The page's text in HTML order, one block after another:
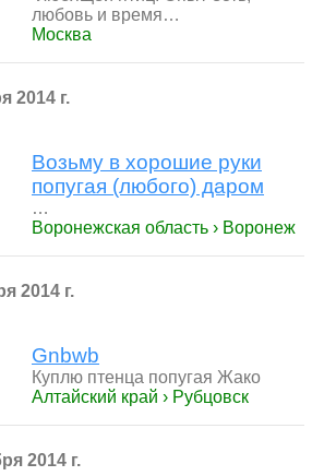
любовь и время…
Москва
2014 г.
Возьму в хорошие руки
попугая (любого) даром
…
Воронежская область › Воронеж
2014 г.
Gnbwb
Куплю птенца попугая Жако
Алтайский край › Рубцовск
2014 г.